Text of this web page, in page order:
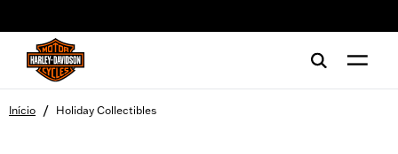
Início / Holiday Collectibles